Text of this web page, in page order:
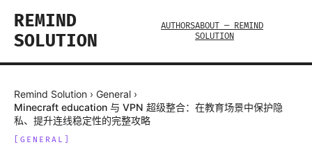
REMIND
SOLUTION
AUTHORSABOUT — REMIND
SOLUTION
Remind Solution › General ›
Minecraft education 与 VPN 超级整合：在教育场景中保护隐
私、提升连线稳定性的完整攻略
GENERAL